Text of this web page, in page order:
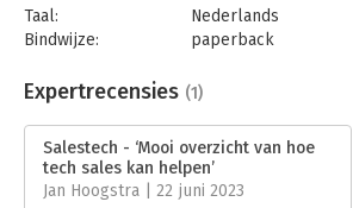
Taal:
Nederlands
Bindwijze:
paperback
Uitgever:
Uitgeverij Haystack
Verschijningsdatum:
7-6-2023
Hoofdrubriek: Reclame en verkoop
Expertrecensies (1)
Salestech - ‘Mooi overzicht van hoe
tech sales kan helpen’
Jan Hoogstra | 22 juni 2023